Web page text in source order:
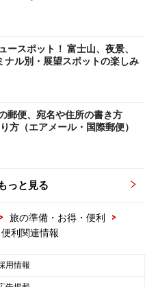
ースポット！ 富士山、夜景、
ナル別・展望スポットの楽しみ
郵便、宛名や住所の書き方
方（エアメール・国際郵便）
っと見る
> 旅の準備・お得・便利
>
利関連情報
用情報